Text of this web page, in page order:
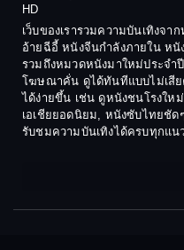
Dark
1974
1972
1970
1968
HD
เว็บของเรารวมความบันเทิงจ
อ้ายฉีอี้ หนังจีนกำลังภายใน ห
รวมถึงหมวดหนังมาใหม่ประจำ
โฆษณาคั่น ดูได้ทันทีแบบไม่เสี
ได้ง่ายขึ้น เช่น ดูหนังชนโรงใ
เอเชียยอดนิยม, หนังซับไทยชัด
รับชมความบันเทิงได้ครบทุกแน